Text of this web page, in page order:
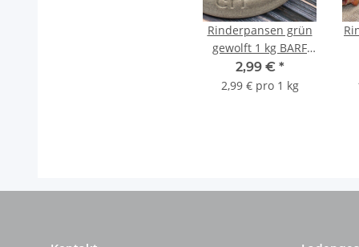
Rinderpansen grün
gewolft 1 kg BARF
Frostfutter
2,99 € *
2,99 € pro 1 kg